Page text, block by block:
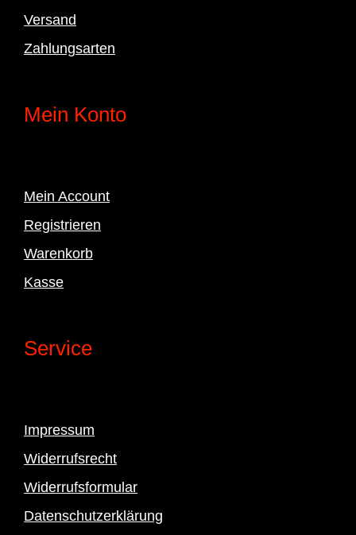
Versand
Zahlungsarten
Mein Konto
Mein Account
Registrieren
Warenkorb
Kasse
Service
Impressum
Widerrufsrecht
Widerrufsformular
Datenschutzerklärung